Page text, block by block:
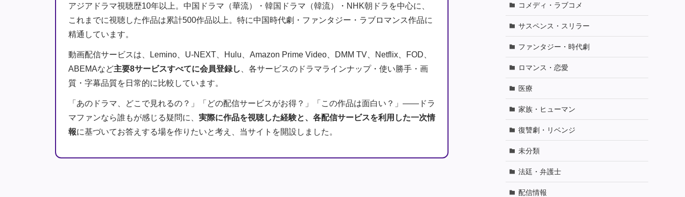
アジアドラマ視聴歴10年以上。中国ドラマ（華流）・韓国ドラマ（韓流）・NHK朝ドラを中心に、
これまでに視聴した作品は累計500作品以上。特に中国時代劇・ファンタジー・ラブロマンス作品に
精通しています。
動画配信サービスは、Lemino、U-NEXT、Hulu、Amazon Prime Video、DMM TV、Netflix、FOD、
ABEMAなど主要8サービスすべてに会員登録し
、各サービスのドラマラインナップ・使い勝手・画
質・字幕品質を日常的に比較しています。
「あのドラマ、どこで見れるの？」「どの配信サービスがお得？」「この作品は面白い？」――ドラ
マファンなら誰もが感じる疑問に、 実際に作品を視聴した経験と、各配信サービスを利用した一次情
報に基づいてお答えする場を作りたいと考え、当サイトを開設しました。
コメディ・ラブコメ
サスペンス・スリラー
ファンタジー・時代劇
ロマンス・恋愛
医療
家族・ヒューマン
復讐劇・リベンジ
未分類
法廷・弁護士
配信情報